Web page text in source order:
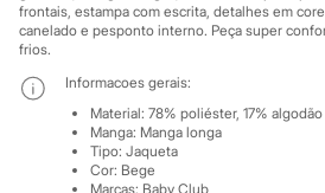
Marcas
City
Clock House
Mindset
Sawary
Yessica
Moda esportiva
Acessórios
frontais, estampa com escrita, detalhes em
canelado e pesponto interno. Peça super
frios.
Informacoes gerais:
Material: 78% poliéster, 17%
Manga: Manga longa
Tipo: Jaqueta
Cor: Bege
Marcas: Baby Club